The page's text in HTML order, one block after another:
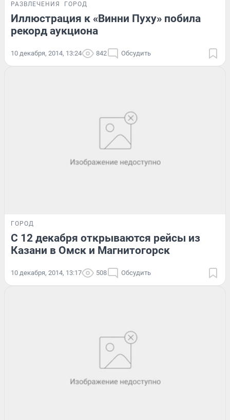
РАЗВЛЕЧЕНИЯ ГОРОД
Иллюстрация к «Винни Пуху» побила
рекорд аукциона
10 декабря, 2014, 13:24 842 Обсудить
ГОРОД
С 12 декабря открываются рейсы из
Казани в Омск и Магнитогорск
10 декабря, 2014, 13:17 508 Обсудить